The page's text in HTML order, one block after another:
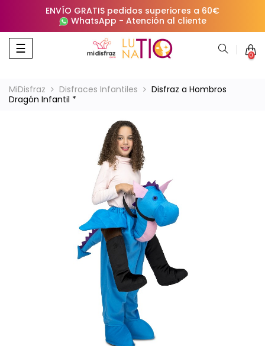
ENVÍO GRATIS pedidos superiores a 60€
WhatsApp - Atención al cliente
Navegación
de
☰ 0
MiDisfraz Disfraces Infantiles
Disfraz a Hombros
Dragón Infantil *